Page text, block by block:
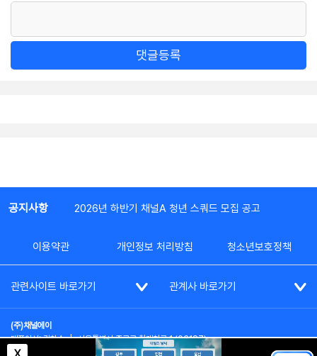
댓글등록
공지사항 2026년 하반기 채널A 청년 스쿼드 모집 공고
이용약관 개인정보 처리방침 청소년보호정책
관련사이트 바로가기 관계사 바로가기
(주)채널에이
대표이사: 김차수 | 서울특별시 종로구 청계천로 1 (03187)
부가통신사업신고: 022357호 | 사업자등록번호: 101-86-62787